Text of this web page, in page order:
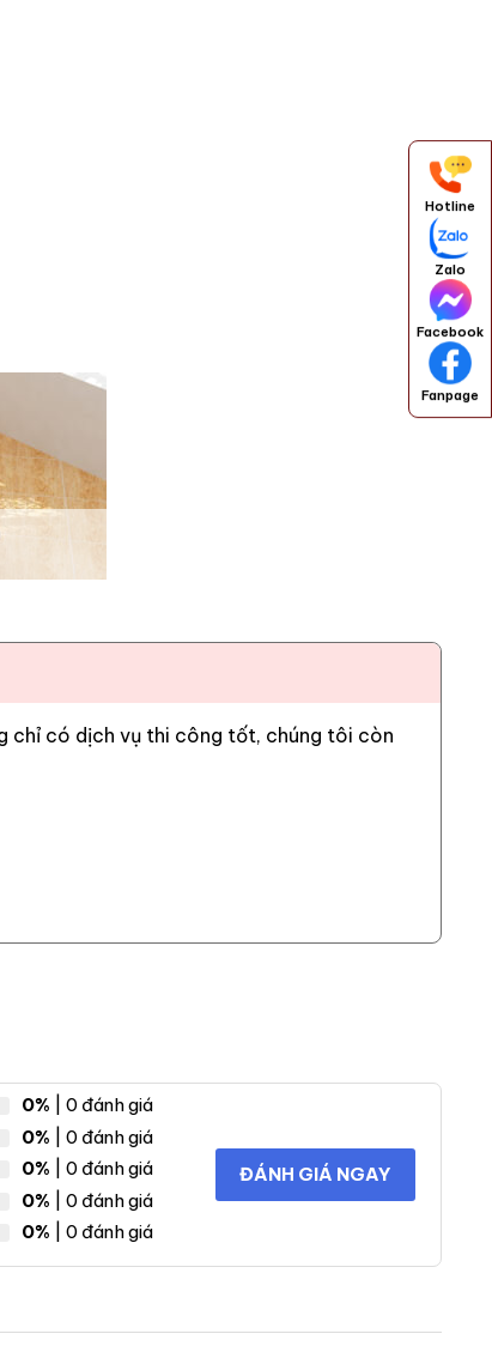
chỉ có dịch vụ thi công tốt, chúng tôi còn
0% | 0 đánh giá
0% | 0 đánh giá
0% | 0 đánh giá
0% | 0 đánh giá
0% | 0 đánh giá
ĐÁNH GIÁ NGAY
Hotline
Zalo
Facebook
Fanpage